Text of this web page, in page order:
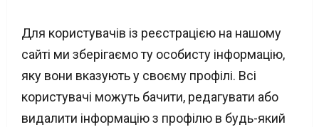
Для користувачів із реєстрацією на нашому
сайті ми зберігаємо ту особисту інформацію,
яку вони вказують у своєму профілі. Всі
користувачі можуть бачити, редагувати або
видалити інформацію з профілю в будь-який